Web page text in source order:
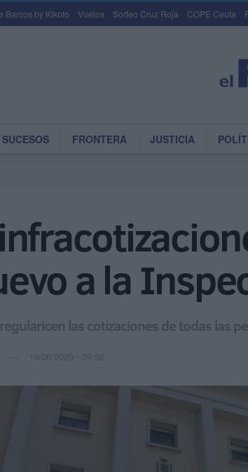
Barcos by Kikoto Vuelos Sorteo Cruz Roja COPE Ceuta
SUCESOS FRONTERA JUSTICIA
a la
las cotizaciones de todas las
19/06/2023 - 09:56